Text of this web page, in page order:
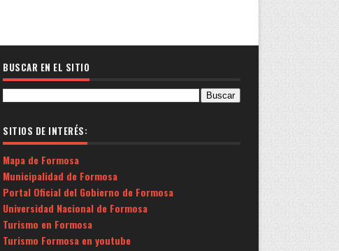
BUSCAR EN EL SITIO
SITIOS DE INTERÉS:
Mapa de Formosa
Municipalidad de Formosa
Portal Oficial del Gobierno de Formosa
Universidad Nacional de Formosa
Turismo en Formosa
Turismo Formosa en youtube